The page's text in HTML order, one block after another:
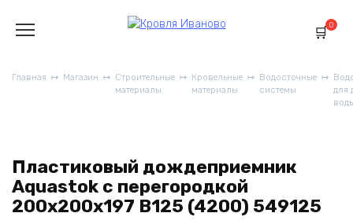
содержанию
0
Главная Магазин
Строительные
материалы
Кровельные
материалы
Водосточные
системы
для
Пластиковый дождеприемник
Aquastok с перегородкой
200x200x197 B125 (4200) 549125